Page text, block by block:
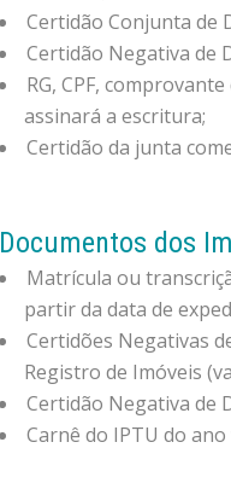
Certidão Conjunta de
Certidão Negativa de
RG, CPF,
assinará a escritura;
Certidão da junta
Documentos dos
Matrícula ou
partir da data de
Certidões Negativas
Registro de Imóveis
Certidão Negativa de
Carnê do IPTU do